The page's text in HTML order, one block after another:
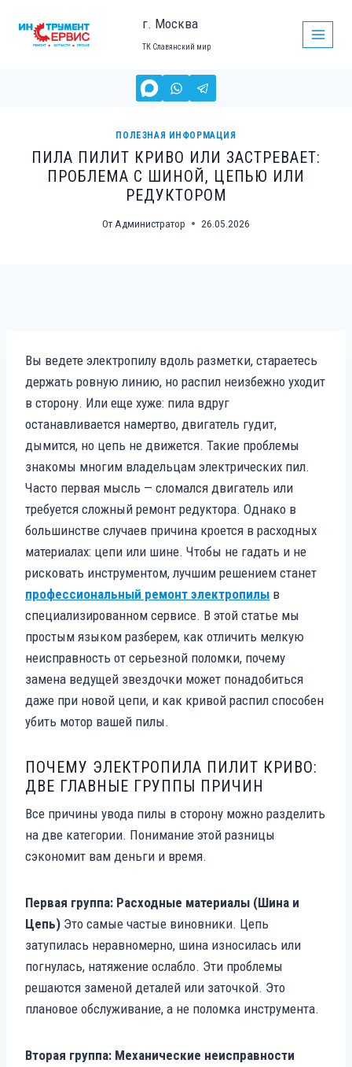
г. Москва
ТК Славянский мир
ПОЛЕЗНАЯ ИНФОРМАЦИЯ
ПИЛА ПИЛИТ КРИВО ИЛИ ЗАСТРЕВАЕТ:
ПРОБЛЕМА С ШИНОЙ, ЦЕПЬЮ ИЛИ
РЕДУКТОРОМ
От Администратор 26.05.2026
Вы ведете электропилу вдоль разметки, стараетесь
держать ровную линию, но распил неизбежно уходит
в сторону. Или еще хуже: пила вдруг
останавливается намертво, двигатель гудит,
дымится, но цепь не движется. Такие проблемы
знакомы многим владельцам электрических пил.
Часто первая мысль — сломался двигатель или
требуется сложный ремонт редуктора. Однако в
большинстве случаев причина кроется в расходных
материалах: цепи или шине. Чтобы не гадать и не
рисковать инструментом, лучшим решением станет
профессиональный ремонт электропилы в
специализированном сервисе. В этой статье мы
простым языком разберем, как отличить мелкую
неисправность от серьезной поломки, почему
замена ведущей звездочки может понадобиться
даже при новой цепи, и как кривой распил способен
убить мотор вашей пилы.
ПОЧЕМУ ЭЛЕКТРОПИЛА ПИЛИТ КРИВО:
ДВЕ ГЛАВНЫЕ ГРУППЫ ПРИЧИН
Все причины увода пилы в сторону можно разделить
на две категории. Понимание этой разницы
сэкономит вам деньги и время.
Первая группа: Расходные материалы (Шина и
Цепь) Это самые частые виновники. Цепь
затупилась неравномерно, шина износилась или
погнулась, натяжение ослабло. Эти проблемы
решаются заменой деталей или заточкой. Это
плановое обслуживание, а не поломка инструмента.
Вторая группа: Механические неисправности